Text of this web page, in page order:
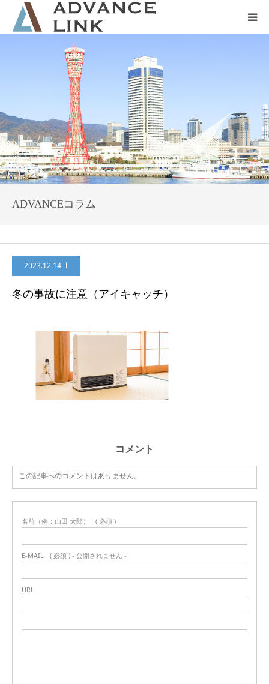
ADVANCEコラム
2023.12.14
冬の事故に注意（アイキャッチ）
コメント
この記事へのコメントはありません。
名前（例：山田 太郎） ( 必須 )
E-MAIL ( 必須 ) - 公開されません -
URL
会社概要
ネット保険
事業保険